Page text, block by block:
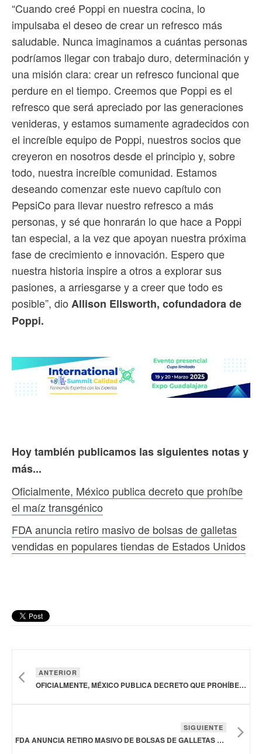
“Cuando creé Poppi en nuestra cocina, lo
impulsaba el deseo de crear un refresco más
saludable. Nunca imaginamos a cuántas personas
podríamos llegar con trabajo duro, determinación y
una misión clara: crear un refresco funcional que
perdure en el tiempo. Creemos que Poppi es el
refresco que será apreciado por las generaciones
venideras, y estamos sumamente agradecidos con
el increíble equipo de Poppi, nuestros socios que
creyeron en nosotros desde el principio y, sobre
todo, nuestra increíble comunidad. Estamos
deseando comenzar este nuevo capítulo con
PepsiCo para llevar nuestro refresco a más
personas, y sé que honrarán lo que hace a Poppi
tan especial, a la vez que apoyan nuestra próxima
fase de crecimiento e innovación. Espero que
nuestra historia inspire a otros a explorar sus
pasiones, a arriesgarse y a creer que todo es
posible”, dio Allison Ellsworth, cofundadora de
Poppi.
Hoy también publicamos las siguientes notas y
más...
Oficialmente, México publica decreto que prohíbe
el maíz transgénico
FDA anuncia retiro masivo de bolsas de galletas
vendidas en populares tiendas de Estados Unidos
ANTERIOR
OFICIALMENTE, MÉXICO PUBLICA DECRETO QUE PROHÍBE EL MAÍZ TRANSGÉNICO
SIGUIENTE
FDA ANUNCIA RETIRO MASIVO DE BOLSAS DE GALLETAS VENDIDAS EN POPULARES TIENDAS DE ESTADOS UNIDOS